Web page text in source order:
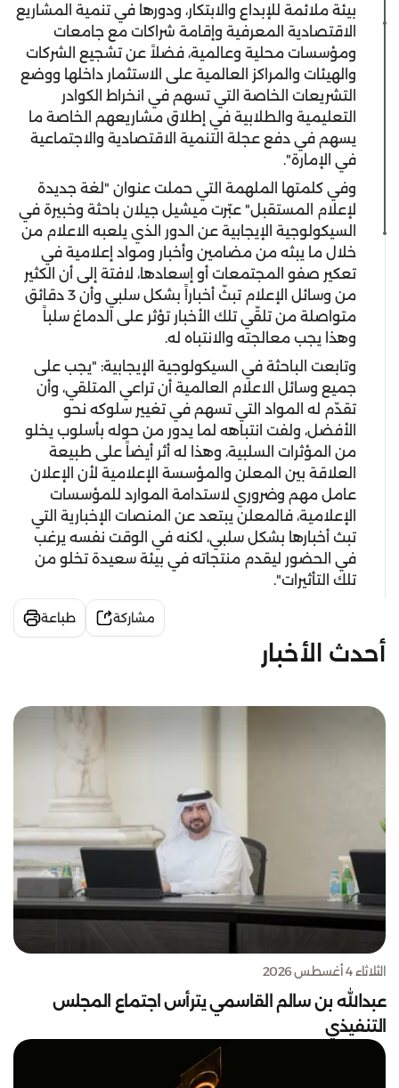
بيئة ملائمة للإبداع والابتكار، ودورها في تنمية المشاريع
الاقتصادية المعرفية وإقامة شراكات مع جامعات
ومؤسسات محلية وعالمية، فضلاً عن تشجيع الشركات
والهيئات والمراكز العالمية على الاستثمار داخلها ووضع
التشريعات الخاصة التي تسهم في انخراط الكوادر
التعليمية والطلابية في إطلاق مشاريعهم الخاصة ما
يسهم في دفع عجلة التنمية الاقتصادية والاجتماعية
في الإمارة".
وفي كلمتها الملهمة التي حملت عنوان "لغة جديدة
لإعلام المستقبل" عبّرت ميشيل جيلان باحثة وخبيرة في
السيكولوجية الإيجابية عن الدور الذي يلعبه الاعلام من
خلال ما يبثه من مضامين وأخبار ومواد إعلامية في
تعكير صفو المجتمعات أو إسعادها، لافتة إلى أن الكثير
من وسائل الإعلام تبثّ أخباراً بشكل سلبي وأن 3 دقائق
متواصلة من تلقّي تلك الأخبار تؤثر على الدماغ سلباً
وهذا يجب معالجته والانتباه له.
وتابعت الباحثة في السيكولوجية الإيجابية: "يجب على
جميع وسائل الاعلام العالمية أن تراعي المتلقي، وأن
تقدّم له المواد التي تسهم في تغيير سلوكه نحو
الأفضل، ولفت انتباهه لما يدور من حوله بأسلوب يخلو
من المؤثرات السلبية، وهذا له أثر أيضاً على طبيعة
العلاقة بين المعلن والمؤسسة الإعلامية لأن الإعلان
عامل مهم وضروري لاستدامة الموارد للمؤسسات
الإعلامية، فالمعلن يبتعد عن المنصات الإخبارية التي
تبث أخبارها بشكل سلبي، لكنه في الوقت نفسه يرغب
في الحضور ليقدم منتجاته في بيئة سعيدة تخلو من
تلك التأثيرات".
مشاركة طباعة
أحدث الأخبار
الثلاثاء 4 أغسطس 2026
عبدالله بن سالم القاسمي يترأس اجتماع المجلس
التنفيذي